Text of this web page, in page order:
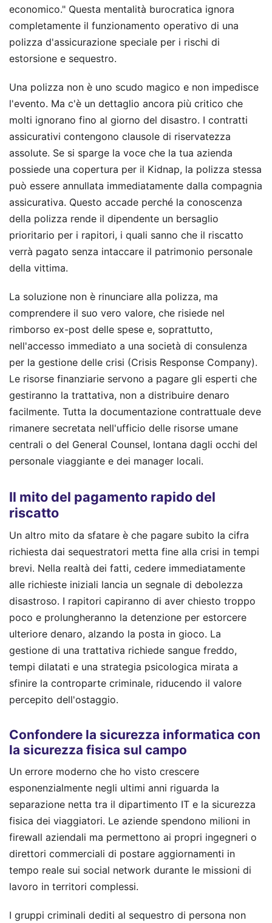
economico." Questa mentalità burocratica ignora
completamente il funzionamento operativo di una
polizza d'assicurazione speciale per i rischi di
estorsione e sequestro.
Una polizza non è uno scudo magico e non impedisce
l'evento. Ma c'è un dettaglio ancora più critico che
molti ignorano fino al giorno del disastro. I contratti
assicurativi contengono clausole di riservatezza
assolute. Se si sparge la voce che la tua azienda
possiede una copertura per il Kidnap, la polizza stessa
può essere annullata immediatamente dalla compagnia
assicurativa. Questo accade perché la conoscenza
della polizza rende il dipendente un bersaglio
prioritario per i rapitori, i quali sanno che il riscatto
verrà pagato senza intaccare il patrimonio personale
della vittima.
La soluzione non è rinunciare alla polizza, ma
comprendere il suo vero valore, che risiede nel
rimborso ex-post delle spese e, soprattutto,
nell'accesso immediato a una società di consulenza
per la gestione delle crisi (Crisis Response Company).
Le risorse finanziarie servono a pagare gli esperti che
gestiranno la trattativa, non a distribuire denaro
facilmente. Tutta la documentazione contrattuale deve
rimanere secretata nell'ufficio delle risorse umane
centrali o del General Counsel, lontana dagli occhi del
personale viaggiante e dei manager locali.
Il mito del pagamento rapido del
riscatto
Un altro mito da sfatare è che pagare subito la cifra
richiesta dai sequestratori metta fine alla crisi in tempi
brevi. Nella realtà dei fatti, cedere immediatamente
alle richieste iniziali lancia un segnale di debolezza
disastroso. I rapitori capiranno di aver chiesto troppo
poco e prolungheranno la detenzione per estorcere
ulteriore denaro, alzando la posta in gioco. La
gestione di una trattativa richiede sangue freddo,
tempi dilatati e una strategia psicologica mirata a
sfinire la controparte criminale, riducendo il valore
percepito dell'ostaggio.
Confondere la sicurezza informatica con
la sicurezza fisica sul campo
Un errore moderno che ho visto crescere
esponenzialmente negli ultimi anni riguarda la
separazione netta tra il dipartimento IT e la sicurezza
fisica dei viaggiatori. Le aziende spendono milioni in
firewall aziendali ma permettono ai propri ingegneri o
direttori commerciali di postare aggiornamenti in
tempo reale sui social network durante le missioni di
lavoro in territori complessi.
I gruppi criminali dediti al sequestro di persona non